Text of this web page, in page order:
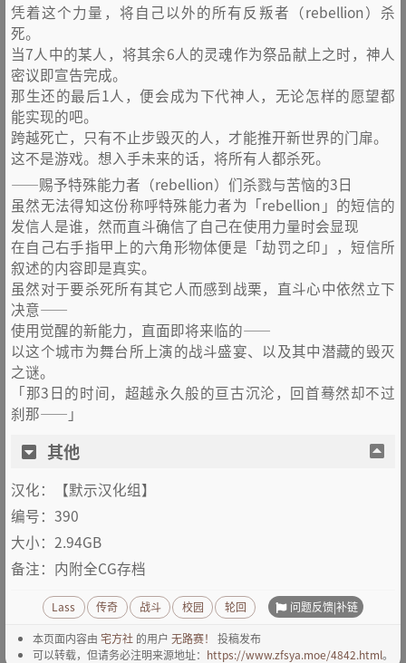
凭着这个力量，将自己以外的所有反叛者（rebellion）杀
死。
当7人中的某人，将其余6人的灵魂作为祭品献上之时，神人
密议即宣告完成。
那生还的最后1人，便会成为下代神人，无论怎样的愿望都
能实现的吧。
跨越死亡，只有不止步毁灭的人，才能推开新世界的门扉。
这不是游戏。想入手未来的话，将所有人都杀死。
——赐予特殊能力者（rebellion）们杀戮与苦恼的3日
虽然无法得知这份称呼特殊能力者为「rebellion」的短信的
发信人是谁，然而直斗确信了自己在使用力量时会显现
在自己右手指甲上的六角形物体便是「劫罚之印」，短信所
叙述的内容即是真实。
虽然对于要杀死所有其它人而感到战栗，直斗心中依然立下
决意——
使用觉醒的新能力，直面即将来临的——
以这个城市为舞台所上演的战斗盛宴、以及其中潜藏的毁灭
之谜。
「那3日的时间，超越永久般的亘古沉沦，回首蓦然却不过
刹那——」
其他
汉化：【默示汉化组】
编号：390
大小：2.94GB
备注：内附全CG存档
Lass 传奇 战斗 校园 轮回 问题反馈|补链
本页面内容由 宅方社 的用户 无路赛！
投稿发布
可以转载，但请务必注明来源地址： https://www.zfsya.moe/4842.html。